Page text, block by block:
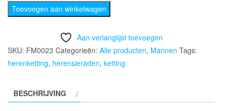
Heren
ketting
Cube
aantal
Toevoegen aan winkelwagen
Aan verlanglijst toevoegen
SKU: FM0023 Categorieën: Alle producten, Mannen Tags:
herenketting, herensieraden, ketting
BESCHRIJVING